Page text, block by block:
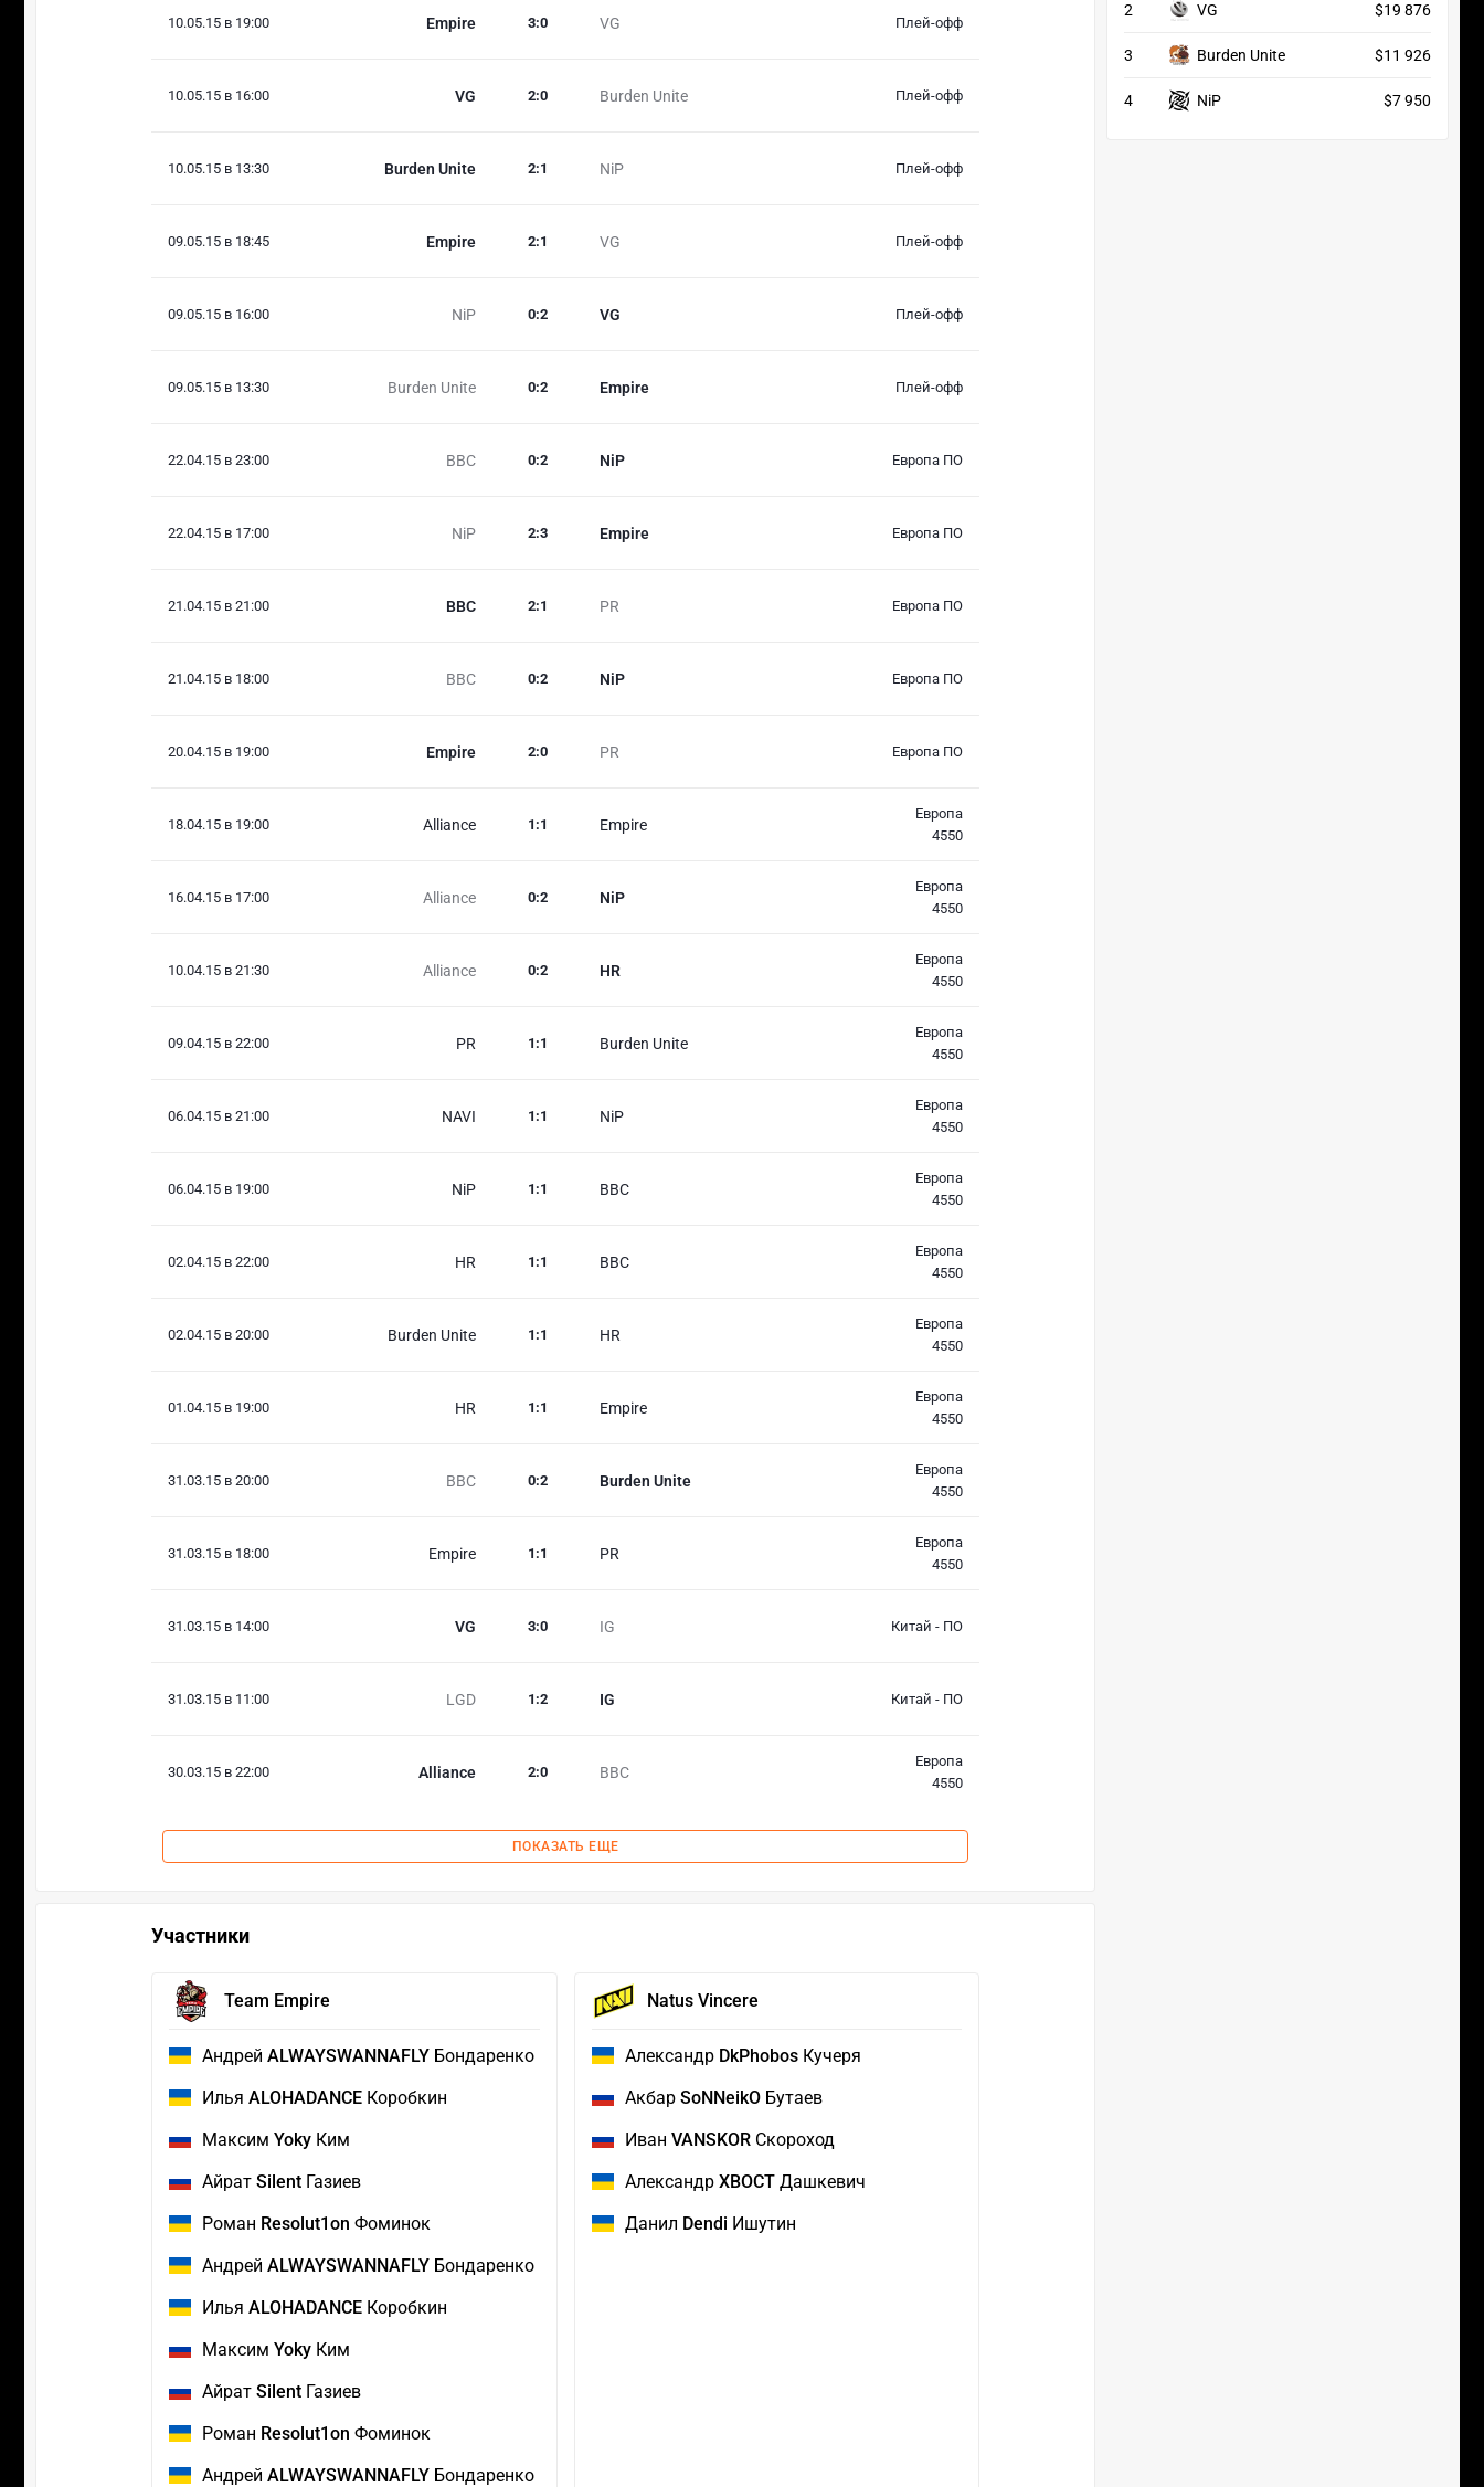
10.05.15 в 19:00 Empire VG
3:0 Плей-офф
10.05.15 в 16:00 VG Burden Unite
2:0 Плей-офф
10.05.15 в 13:30 Burden Unite NiP
2:1 Плей-офф
09.05.15 в 18:45 Empire VG
2:1 Плей-офф
09.05.15 в 16:00 NiP VG
0:2 Плей-офф
09.05.15 в 13:30 Burden Unite Empire
0:2 Плей-офф
22.04.15 в 23:00 BBC NiP
0:2 Европа ПО
22.04.15 в 17:00 NiP Empire
2:3 Европа ПО
21.04.15 в 21:00 BBC PR
2:1 Европа ПО
21.04.15 в 18:00 BBC NiP
0:2 Европа ПО
20.04.15 в 19:00 Empire PR
2:0 Европа ПО
18.04.15 в 19:00 Alliance Empire
1 :1
Европа
4550
16.04.15 в 17:00 Alliance NiP
0:2
Европа
4550
10.04.15 в 21:30 Alliance HR
0:2
Европа
4550
09.04.15 в 22:00 PR Burden Unite
1 :1
Европа
4550
06.04.15 в 21:00 NAVI NiP
1 :1
Европа
4550
06.04.15 в 19:00 NiP BBC
1 :1
Европа
4550
02.04.15 в 22:00 HR BBC
1 :1
Европа
4550
02.04.15 в 20:00 Burden Unite HR
1 :1
Европа
4550
01.04.15 в 19:00 HR Empire
1 :1
Европа
4550
31.03.15 в 20:00 BBC Burden Unite
0:2
Европа
4550
31.03.15 в 18:00 Empire PR
1 :1
Европа
4550
31.03.15 в 14:00 VG IG
3:0 Китай - ПО
31.03.15 в 11:00 LGD IG
1 :2 Китай - ПО
30.03.15 в 22:00 Alliance BBC
2:0
Европа
4550
ПОКАЗАТЬ ЕЩЕ
Участники
Team Empire
Андрей ALWAYSWANNAFLY Бондаренко
Илья ALOHADANCE Коробкин
Максим Yoky Ким
Айрат Silent Газиев
Роман Resolut1on Фоминок
Андрей ALWAYSWANNAFLY Бондаренко
Илья ALOHADANCE Коробкин
Максим Yoky Ким
Айрат Silent Газиев
Роман Resolut1on Фоминок
Андрей ALWAYSWANNAFLY Бондаренко
Natus Vincere
Александр DkPhobosКучеря
Акбар SoNNeikOБутаев
Иван VANSKORСкороход
Александр XBOCTДашкевич
Данил Dendi Ишутин
2 VG $19 876
3 Burden Unite $11 926
4 NiP $7 950